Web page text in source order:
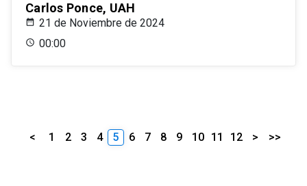
Carlos Ponce, UAH
21 de Noviembre de 2024
00:00
< 1 2 3 4 5 6 7 8 9 10 11 12 > >>